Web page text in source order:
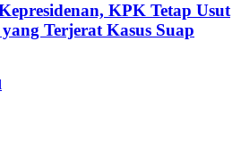
KPK Tetap Usut
Terjerat Kasus Suap